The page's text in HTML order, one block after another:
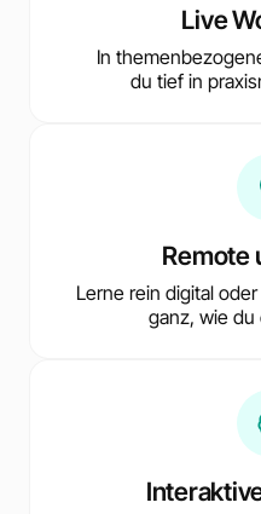
Live
In
du tief in
Remote
Lerne rein digital
ganz, wie du